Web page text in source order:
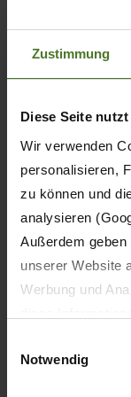
Zustimmung
Diese Seite
Wir verwenden
personalisieren,
zu können und
analysieren
Außerdem
unserer Website
Werbung und
sie im Rahmen
Notwendig
20.05.2026
30 лет